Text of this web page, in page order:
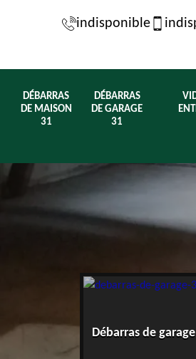
indisponible
DÉBARRAS
DE MAISON
31
DÉBARRAS
DE GARAGE
31
maison 31 Débarras de